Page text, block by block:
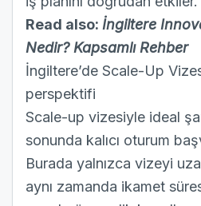
Read also: İngiltere
Nedir? Kapsamlı Rehber
İngiltere’de Scale-Up
perspektifi
Scale-up vizesiyle ideal
sonunda kalıcı oturum
Burada yalnızca vizeyi
aynı zamanda ikamet